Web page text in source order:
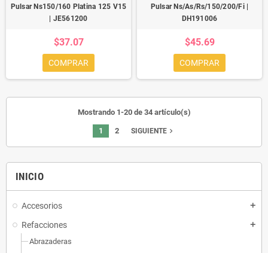
INICIO
Accesorios add
Refacciones add
Abrazaderas
Pulsar Ns150/160 Platina 125 V15
| JE561200
$37.07
COMPRAR
Pulsar Ns/As/Rs/150/200/Fi |
DH191006
$45.69
COMPRAR
Mostrando 1-20 de 34 artículo(s)
1 2 SIGUIENTE navigate_next